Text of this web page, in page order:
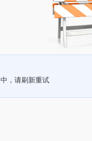
，请刷新重试